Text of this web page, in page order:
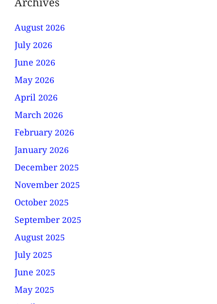
Archives
August 2026
July 2026
June 2026
May 2026
April 2026
March 2026
February 2026
January 2026
December 2025
November 2025
October 2025
September 2025
August 2025
July 2025
June 2025
May 2025